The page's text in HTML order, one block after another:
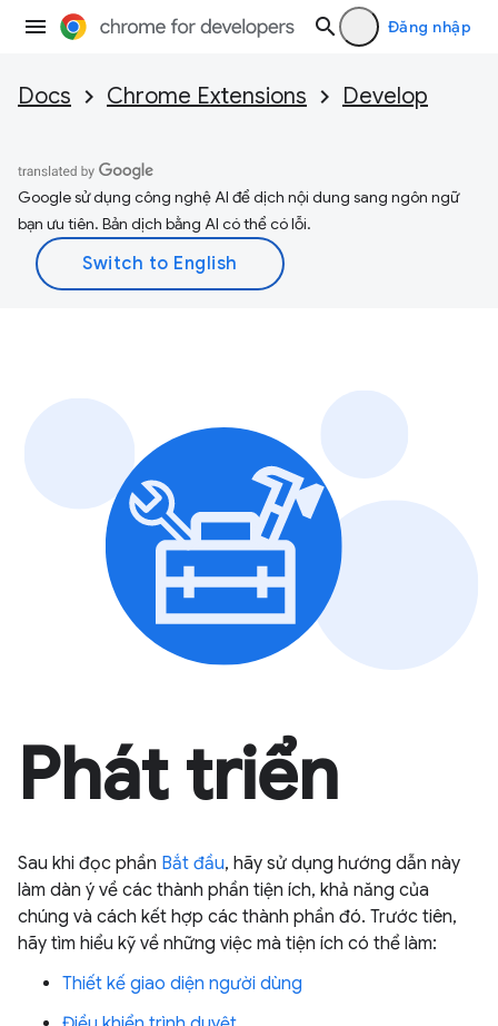
Đăng nhập
Docs Chrome Extensions Develop
Google sử dụng công nghệ AI để dịch nội dung sang ngôn ngữ
bạn ưu tiên. Bản dịch bằng AI có thể có lỗi.
Phát triển
Sau khi đọc phần Bắt đầu, hãy sử dụng hướng dẫn này
làm dàn ý về các thành phần tiện ích, khả năng của
chúng và cách kết hợp các thành phần đó. Trước tiên,
hãy tìm hiểu kỹ về những việc mà tiện ích có thể làm:
Thiết kế giao diện người dùng